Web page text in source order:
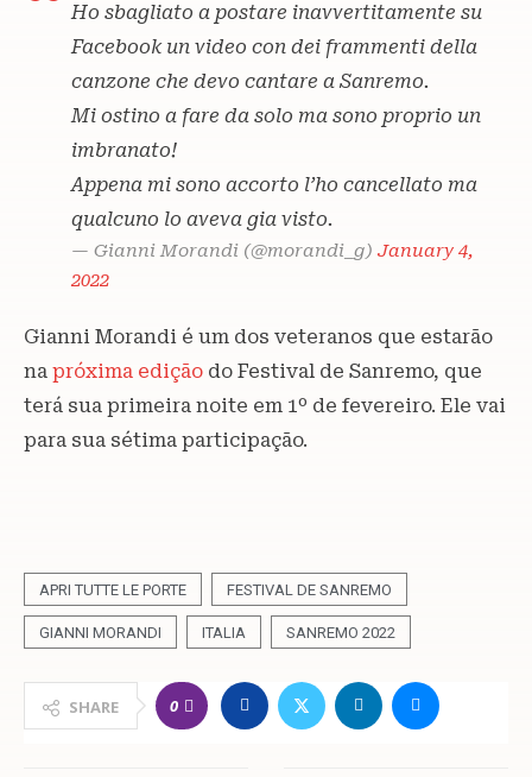
Ho sbagliato a postare inavvertitamente su
Facebook un video con dei frammenti della
canzone che devo cantare a Sanremo.
Mi ostino a fare da solo ma sono proprio un
imbranato!
Appena mi sono accorto l’ho cancellato ma
qualcuno lo aveva gia visto.
— Gianni Morandi (@morandi_g) January 4,
2022
Gianni Morandi é um dos veteranos que estarão
na próxima edição do Festival de Sanremo, que
terá sua primeira noite em 1º de fevereiro. Ele vai
para sua sétima participação.
APRI TUTTE LE PORTE FESTIVAL DE SANREMO
GIANNI MORANDI ITALIA SANREMO 2022
SHARE 0